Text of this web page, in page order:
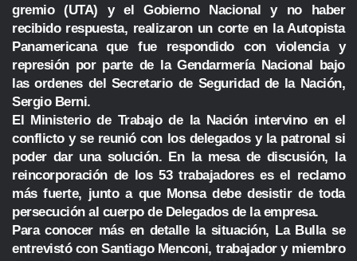
gremio (UTA) y el Gobierno Nacional y no haber
recibido respuesta, realizaron un corte en la Autopista
Panamericana que fue respondido con violencia y
represión por parte de la Gendarmería Nacional bajo
las ordenes del Secretario de Seguridad de la Nación,
Sergio Berni.
El Ministerio de Trabajo de la Nación intervino en el
conflicto y se reunió con los delegados y la patronal si
poder dar una solución. En la mesa de discusión, la
reincorporación de los 53 trabajadores es el reclamo
más fuerte, junto a que Monsa debe desistir de toda
persecución al cuerpo de Delegados de la empresa.
Para conocer más en detalle la situación, La Bulla se
entrevistó con Santiago Menconi, trabajador y miembro